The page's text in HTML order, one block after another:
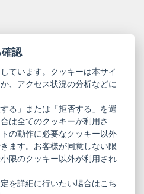
きものやまと振
袖
サイト
ご利用案内
特定商取引法に基づく表記
認
ています。クッキーは本サイ
、アクセス状況の分析などに
る」または「拒否する」を選
は全てのクッキーが利用さ
の動作に必要なクッキー以外
ます。お客様が同意しない限
限のクッキー以外が利用され
を詳細に行いたい場合はこち